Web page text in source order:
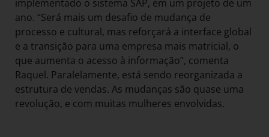
implementado o sistema SAP, em um projeto de um
ano. “Será mais um desafio de mudança de
processo e cultural, mas reforçará a interface global
e a transição para uma empresa mais matricial, o
que aumenta o acesso à informação”, comenta
Raquel. Paralelamente, está sendo reorganizada a
estrutura de vendas. As mudanças são quase uma
revolução, e com muitas mulheres envolvidas.